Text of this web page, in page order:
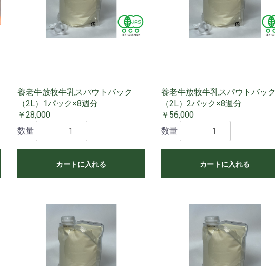
養老牛放牧牛乳スパウトバック
（2L）1パック×8週分
￥28,000
数量
カートに入れる
養老牛放牧牛乳スパウトバック
（2L）2パック×8週分
￥56,000
数量
カートに入れる